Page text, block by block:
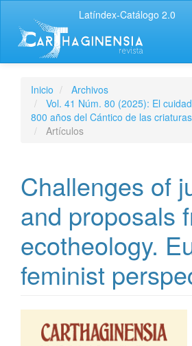
Latíndex-Catálogo 2.0
Inicio
Archivos
Vol. 41 Núm. 80 (2025): El
800 años del Cántico de las criaturas
Artículos
Challenges of
and proposals
ecotheology.
feminist